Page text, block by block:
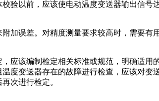
验以前，应该使电动温度变送器输出信号
加误差。对精度测量要求较高时，需要有
应该编制检定相关标准或规范，明确适用
度变送器存在的故障进行检查，应该对变
次进行检定。